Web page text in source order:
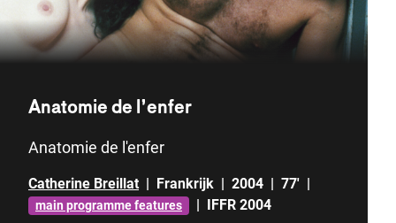
Anatomie de l’enfer
Anatomie de l'enfer
Catherine Breillat | Frankrijk | 2004 | 77' |
main programme features | IFFR 2004